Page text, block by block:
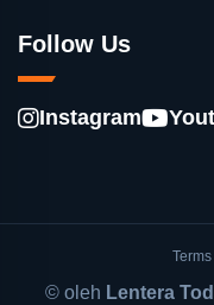
Follow Us
Instagram
© oleh Lentera